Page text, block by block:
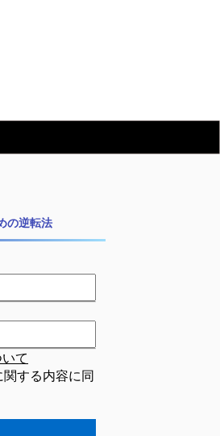
の逆転法
て
する内容に同